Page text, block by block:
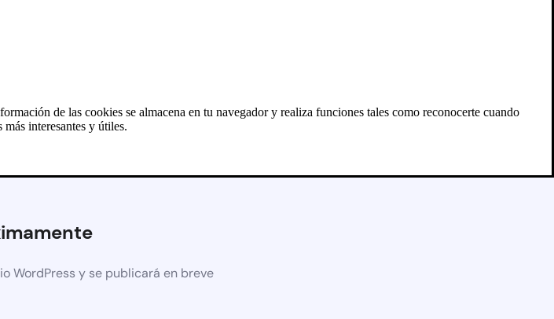
WordPress y se publicará en breve
de las cookies se almacena en tu navegador y realiza funciones tales como reconocerte cuando
interesantes y útiles.